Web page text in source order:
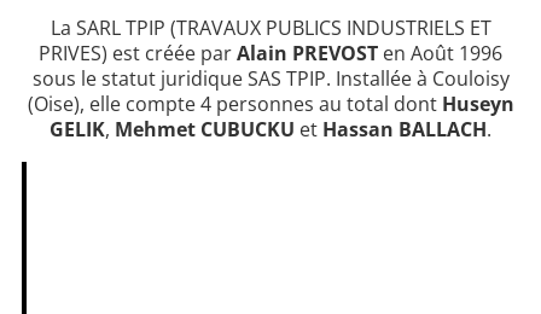
La SARL TPIP (TRAVAUX PUBLICS INDUSTRIELS ET
PRIVES) est créée parAlain PREVOST en Août 1996
sous le statut juridique SAS TPIP. Installée à Couloisy
(Oise), elle compte 4 personnes au total dont Huseyn
GELIK, Mehmet CUBUCKU et Hassan BALLACH.